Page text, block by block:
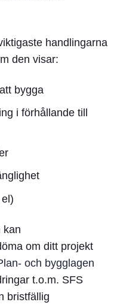
handlingarna
den visar:
bygga
i förhållande till
kan
om ditt projekt
och bygglagen
t.o.m. SFS
bristfällig